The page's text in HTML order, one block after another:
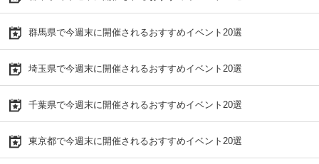
群馬県で今週末に開催されるおすすめイベント20選
埼玉県で今週末に開催されるおすすめイベント20選
千葉県で今週末に開催されるおすすめイベント20選
東京都で今週末に開催されるおすすめイベント20選